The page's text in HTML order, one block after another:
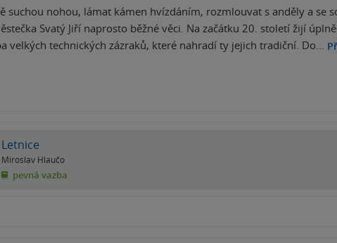
suchou nohou, lámat kámen hvízdáním, rozmlouvat s anděly a se
Svatý Jiří naprosto běžné věci. Na začátku 20. století žijí
velkých technických zázraků, které nahradí ty jejich tradiční. Do…
Letnice
Miroslav Hlaučo
pevná vazba